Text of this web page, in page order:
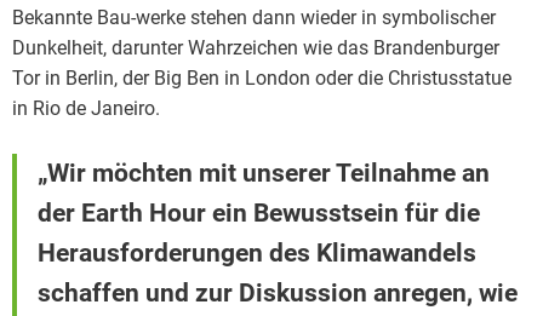
Bekannte Bau-werke stehen dann wieder in symbolischer
Dunkelheit, darunter Wahrzeichen wie das Brandenburger
Tor in Berlin, der Big Ben in London oder die Christusstatue
in Rio de Janeiro.
„Wir möchten mit unserer Teilnahme an
der Earth Hour ein Bewusstsein für die
Herausforderungen des Klimawandels
schaffen und zur Diskussion anregen, wie